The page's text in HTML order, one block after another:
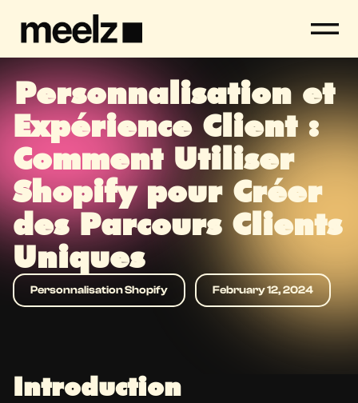
Personnalisation et
Expérience Client :
Comment Utiliser
Shopify pour Créer
des Parcours Clients
Uniques
Personnalisation Shopify February 12, 2024
Introduction